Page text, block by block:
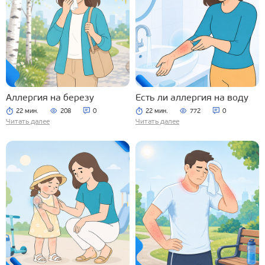
Аллергия на березу
22 мин. 208 0
Читать далее
Есть ли аллергия на воду
22 мин. 772 0
Читать далее